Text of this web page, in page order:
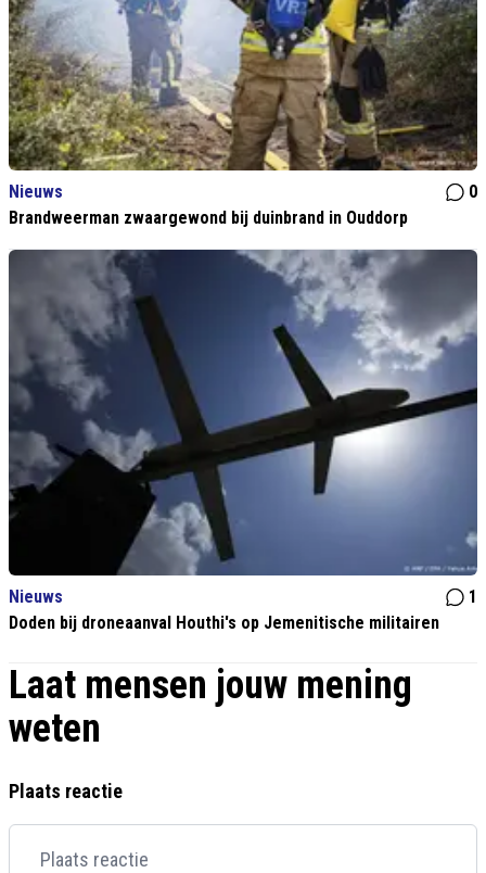
Nieuws
0
Brandweerman zwaargewond bij duinbrand in Ouddorp
Nieuws
1
Doden bij droneaanval Houthi's op Jemenitische militairen
Laat mensen jouw mening
weten
Plaats reactie